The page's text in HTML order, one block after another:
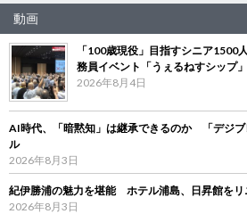
動画
「100歳現役」目指すシニア
務員イベント「うぇるねすシップ」
2026年8月4日
AI時代、「暗黙知」は継承できるのか 「デジ
ル
2026年8月3日
紀伊勝浦の魅力を堪能 ホテル浦島、日昇館をリ
2026年8月3日